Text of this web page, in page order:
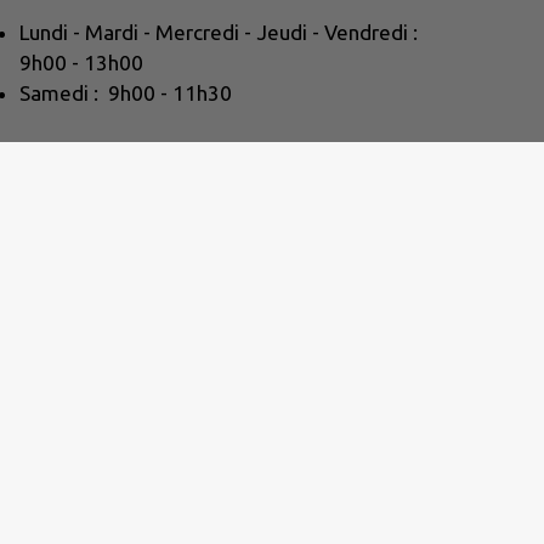
Lundi - Mardi - Mercredi - Jeudi - Vendredi :
9h00 - 13h00
Samedi : 9h00 - 11h30